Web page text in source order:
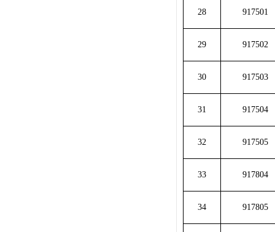
28 917501
29 917502
30 917503
31 917504
32 917505
33 917804
34 917805